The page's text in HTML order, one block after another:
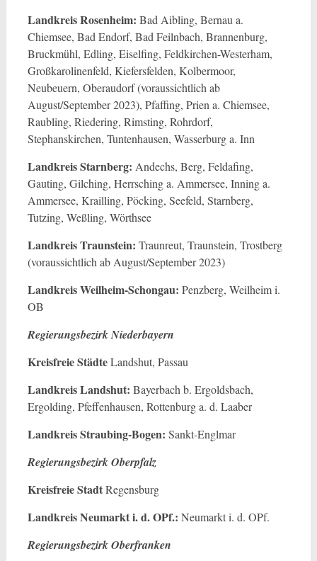
Landkreis Rosenheim: Bad Aibling, Bernau a.
Chiemsee, Bad Endorf, Bad Feilnbach, Brannenburg,
Bruckmühl, Edling, Eiselfing, Feldkirchen-Westerham,
Großkarolinenfeld, Kiefersfelden, Kolbermoor,
Neubeuern, Oberaudorf (voraussichtlich ab
August/September 2023), Pfaffing, Prien a. Chiemsee,
Raubling, Riedering, Rimsting, Rohrdorf,
Stephanskirchen, Tuntenhausen, Wasserburg a. Inn
Landkreis Starnberg: Andechs, Berg, Feldafing,
Gauting, Gilching, Herrsching a. Ammersee, Inning a.
Ammersee, Krailling, Pöcking, Seefeld, Starnberg,
Tutzing, Weßling, Wörthsee
Landkreis Traunstein: Traunreut, Traunstein, Trostberg
(voraussichtlich ab August/September 2023)
Landkreis Weilheim-Schongau: Penzberg, Weilheim i.
OB
Regierungsbezirk Niederbayern
Kreisfreie StädteLandshut, Passau
Landkreis Landshut: Bayerbach b. Ergoldsbach,
Ergolding, Pfeffenhausen, Rottenburg a. d. Laaber
Landkreis Straubing-Bogen: Sankt-Englmar
Regierungsbezirk Oberpfalz
Kreisfreie StadtRegensburg
Landkreis Neumarkt i. d. OPf.: Neumarkt i. d. OPf.
Regierungsbezirk Oberfranken